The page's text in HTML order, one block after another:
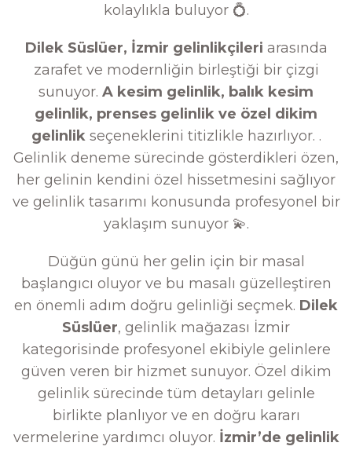
kolaylıkla buluyor 💍.
Dilek Süslüer, İzmir gelinlikçileri arasında
zarafet ve modernliğin birleştiği bir çizgi
sunuyor. A kesim gelinlik, balık kesim
gelinlik, prenses gelinlik ve özel dikim
gelinlikseçeneklerini titizlikle hazırlıyor. .
Gelinlik deneme sürecinde gösterdikleri özen,
her gelinin kendini özel hissetmesini sağlıyor
ve gelinlik tasarımı konusunda profesyonel bir
yaklaşım sunuyor 💫.
Düğün günü her gelin için bir masal
başlangıcı oluyor ve bu masalı güzelleştiren
en önemli adım doğru gelinliği seçmek. Dilek
Süslüer, gelinlik mağazası İzmir
kategorisinde profesyonel ekibiyle gelinlere
güven veren bir hizmet sunuyor. Özel dikim
gelinlik sürecinde tüm detayları gelinle
birlikte planlıyor ve en doğru kararı
vermelerine yardımcı oluyor. İzmir’de gelinlik